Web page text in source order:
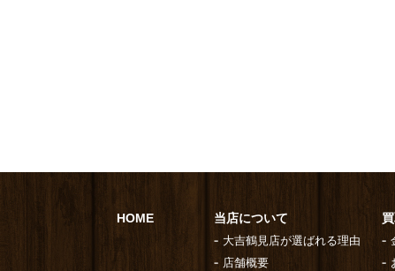
HOME 当店について
大吉鶴見店が選ばれる理由
店舗概要